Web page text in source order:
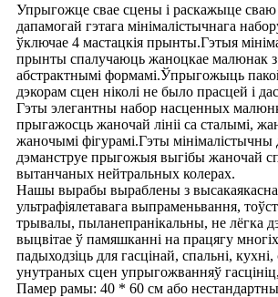
Упрыгожце свае сцены і раскажыце сваю
дапамогай гэтага мінімалістычнага
ўключае 4 мастацкія прынты.Гэтыя
прынты спалучаюць жаноцкае малюнак з
абстрактнымі формамі.Ўпрыгожыць
дэкорам сцен ніколі не было прасцей і
Гэты элегантны набор насценных
прыгажосць жаночай лініі са сталымі,
жаночымі фігурамі.Гэты мінімалістычны
дэманструе прыгожыя выгібы жаночай
вытанчаных нейтральных колерах.
Нашы вырабы выраблены з
ультрафіялетавага выпраменьвання,
трывалы, пыланепранікальны, не лёгка
выцвітае ў памяшканні на працягу
падыходзіць для гасцінай, спальні, кухні,
унутраных сцен упрыгожванняў
Памер рамы: 40 * 60 см або